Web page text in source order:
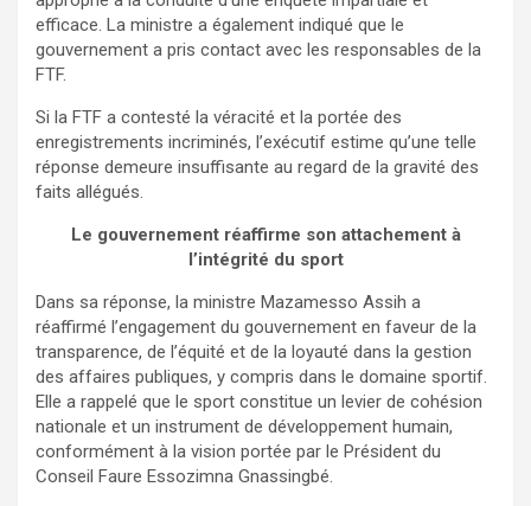
efficace. La ministre a également indiqué que le
gouvernement a pris contact avec les responsables de la
FTF.
Si la FTF a contesté la véracité et la portée des
enregistrements incriminés, l’exécutif estime qu’une telle
réponse demeure insuffisante au regard de la gravité des
faits allégués.
Le gouvernement réaffirme son attachement à
l’intégrité du sport
Dans sa réponse, la ministre Mazamesso Assih a
réaffirmé l’engagement du gouvernement en faveur de la
transparence, de l’équité et de la loyauté dans la gestion
des affaires publiques, y compris dans le domaine sportif.
Elle a rappelé que le sport constitue un levier de cohésion
nationale et un instrument de développement humain,
conformément à la vision portée par le Président du
Conseil Faure Essozimna Gnassingbé.